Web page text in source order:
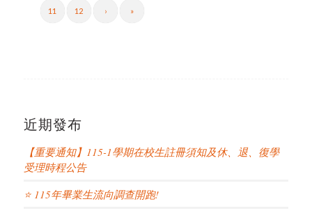
11 12 › »
近期發布
【重要通知】115-1學期在校生註冊須知及休、退、復學
受理時程公告
⭐ 115年畢業生流向調查開跑!